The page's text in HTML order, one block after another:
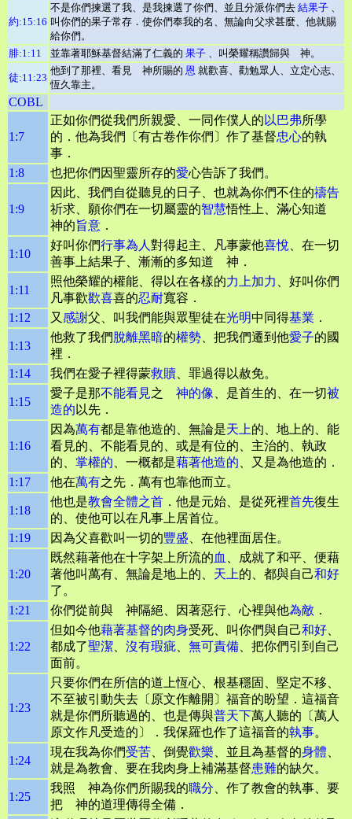
約:15:16
不是你們揀選了我、是我揀選了你們、並且分派你們去 結果子 、
叫你們的果子常存．使你們奉我的名、無論向父求甚麼、他就賜
給你們。
腓:1:11
並靠著耶穌基督結滿了仁義的 果子 、叫榮耀稱讚歸與 神。
徒:11:23
他到了那裡、看見 神所賜的 恩 就歡喜、勸勉眾人、立定心志、
恆久靠主。
COBL
1:7
正如你們從我們所親愛、一同作僕人的 以巴弗所學
的．他為我們〔有古卷作你們〕作了基督忠心的執
事．
1:8
也把你們因聖靈所存的愛心告訴了我們。
1:9
因此、我們自從聽見的日子、也就為你們不住的禱告
祈求、願你們在一切屬靈的智慧悟性上、滿心知道
神的旨意 ．
1:10
好叫你們行事為人 對得起主、凡事蒙他喜悅 、在一切
善事上結果子、漸漸的多知道 神．
1:11
照他榮耀的權能、得以在各樣的力上加力
、好叫你們
凡事歡歡喜喜的忍耐寬容．
1:12
又 感謝父、叫我們能與眾聖徒在光明中同得基業 ．
1:13
他救了我們脫離黑暗的權勢 、把我們遷到他愛子的國
裡．
1:14
我們在愛子裡得蒙救贖 、罪過得以赦免。
1:15
愛子是那不能看見之 神的像 、是首生的、在一切被
造的 以先．
1:16
因為萬有都是靠他造的、無論是天上的、地上的、能
看見的、不能看見的、或是有位的、主治的、執政
的、 掌權的 、一概都是藉著他造的 、又是為他造的．
1:17
他在萬有之先．萬有也靠他而立。
1:18
他也是教會全體之首 ．他是元始、是從死裡首先復生
的、使他可以在凡事上居首位。
1:19
因為父喜歡叫一切的豐盛 、在他裡面居住。
1:20
既然藉著他在十字架上所流的血
、成就了和平、便藉
著他叫萬有、無論是地上的、 天上的、都與自己和好
了。
1:21
你們從前與 神隔絕、因著惡行、心裡與他為敵 ．
1:22
但如今他藉著基督的肉身受死、叫你們與自己和好
都成了聖潔 沒有瑕疵 無可責備 、把你們引到自己
面前。
1:23
只要你們在所信的道上恆心、根基穩固、堅定不移、
不至被引動失去〔原文作離開〕福音的盼望．這福音
就是你們所聽過的、也是傳與普天下萬人聽的〔萬人
原文作凡受造的〕．我保羅也作了這福音的執事。
1:24
現在我為你們受苦 、倒覺歡樂 、並且為基督的身體
就是為教會、要在我肉身上補滿基督患難的缺欠。
1:25
我照 神為你們所賜我的職分 、作了教會的執事、要
把 神的道理傳得全備．